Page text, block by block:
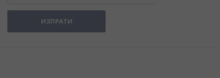
ИЗПРАТИ